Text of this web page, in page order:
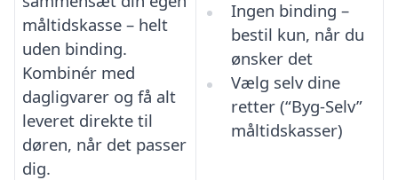
måltidskasse – helt
uden binding.
Kombinér med
dagligvarer og få alt
leveret direkte til
døren, når det passer
dig.
Ingen binding –
bestil kun, når du
ønsker det
Vælg selv dine
retter (“Byg-Selv”
måltidskasser)